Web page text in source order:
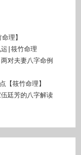
理】
|筱竹命理
对夫妻八字命例
【筱竹命理】
廷芳的八字解读